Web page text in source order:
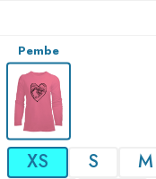
Pembe
XS S M